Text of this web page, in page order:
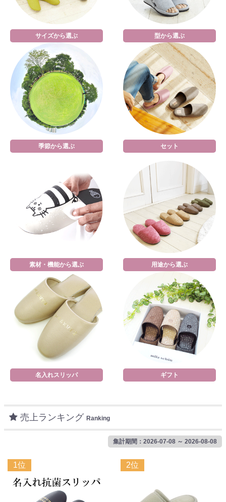
サイズから選ぶ 型から選ぶ
季節から選ぶ セット
素材・機能から選ぶ 用途から選ぶ
名入れスリッパ ギフト
売上ランキング Ranking
集計期間：2026-07-08 ～ 2026-08-08
1位 2位